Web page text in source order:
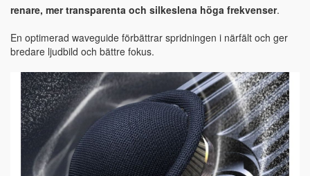
renare, mer transparenta och silkeslena höga frekvenser.
En optimerad waveguide förbättrar spridningen i närfält och ger
bredare ljudbild och bättre fokus.